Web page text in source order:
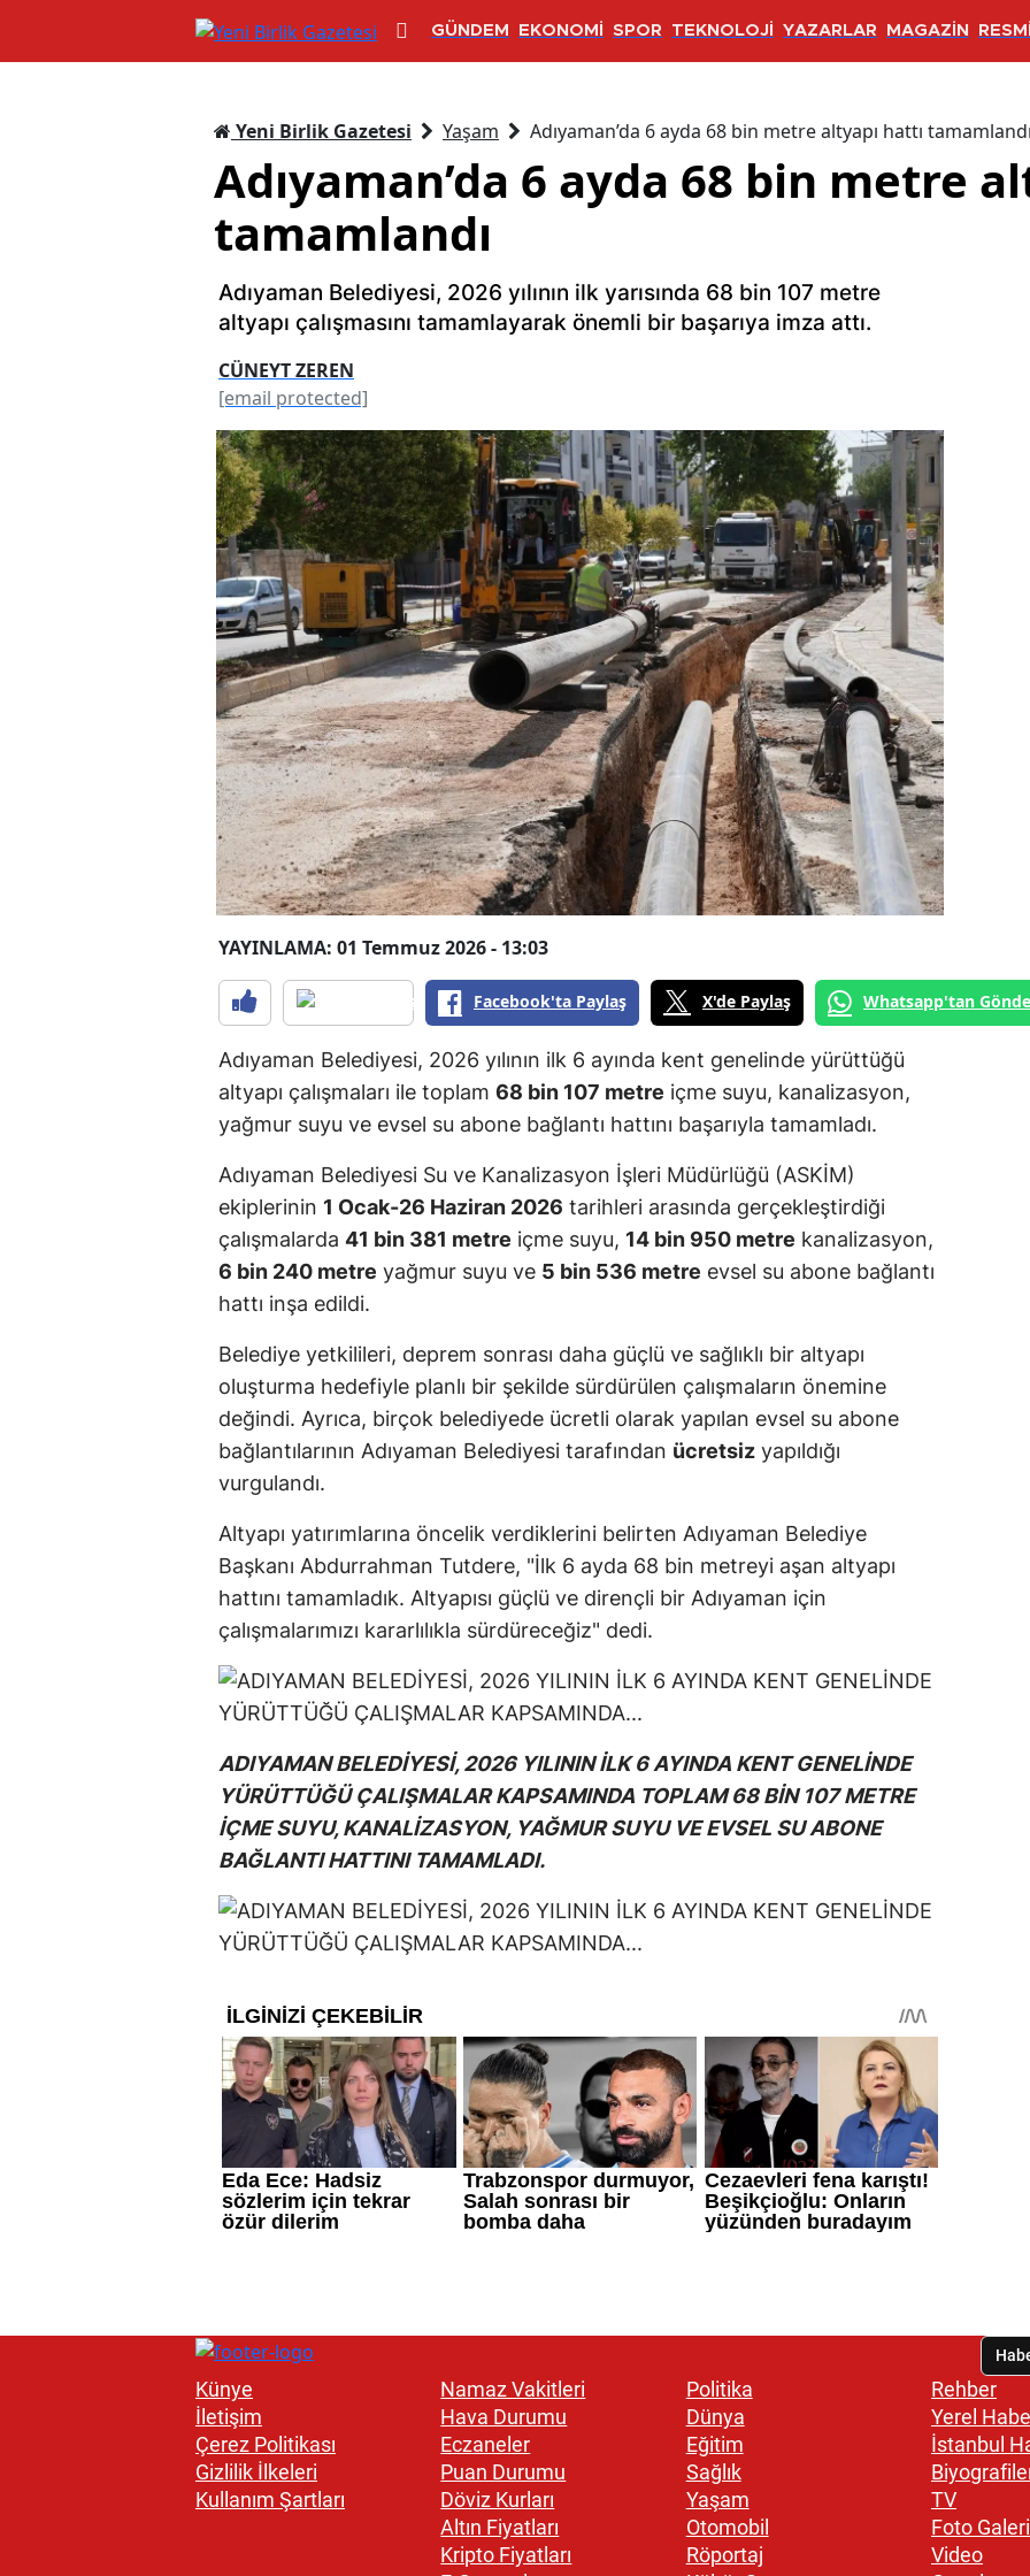
GÜNDEM EKONOMİ SPOR TEKNOLOJİ YAZARLAR MAGAZİN
Yeni Birlik Gazetesi Yaşam Adıyaman’da 6 ayda 68 bin metre altyapı hattı
Adıyaman’da 6 ayda 68 bin metre
tamamlandı
Adıyaman Belediyesi, 2026 yılının ilk yarısında 68 bin 107 metre
altyapı çalışmasını tamamlayarak önemli bir başarıya imza attı.
CÜNEYT ZEREN
[email protected]
YAYINLAMA: 01 Temmuz 2026 - 13:03
Facebook'ta Paylaş X'de Paylaş Whatsapp'tan
Adıyaman Belediyesi, 2026 yılının ilk 6 ayında kent genelinde yürüttüğü
altyapı çalışmaları ile toplam 68 bin 107 metre içme suyu, kanalizasyon,
yağmur suyu ve evsel su abone bağlantı hattını başarıyla tamamladı.
Adıyaman Belediyesi Su ve Kanalizasyon İşleri Müdürlüğü (ASKİM)
ekiplerinin 1 Ocak-26 Haziran 2026 tarihleri arasında gerçekleştirdiği
çalışmalarda 41 bin 381 metre içme suyu, 14 bin 950 metre kanalizasyon,
6 bin 240 metre yağmur suyu ve 5 bin 536 metre evsel su abone bağlantı
hattı inşa edildi.
Belediye yetkilileri, deprem sonrası daha güçlü ve sağlıklı bir altyapı
oluşturma hedefiyle planlı bir şekilde sürdürülen çalışmaların önemine
değindi. Ayrıca, birçok belediyede ücretli olarak yapılan evsel su abone
bağlantılarının Adıyaman Belediyesi tarafından ücretsiz yapıldığı
vurgulandı.
Altyapı yatırımlarına öncelik verdiklerini belirten Adıyaman Belediye
Başkanı Abdurrahman Tutdere, "İlk 6 ayda 68 bin metreyi aşan altyapı
hattını tamamladık. Altyapısı güçlü ve dirençli bir Adıyaman için
çalışmalarımızı kararlılıkla sürdüreceğiz" dedi.
ADIYAMAN BELEDİYESİ, 2026 YILININ İLK 6 AYINDA KENT GENELİNDE
YÜRÜTTÜĞÜ ÇALIŞMALAR KAPSAMINDA TOPLAM 68 BİN 107 METRE
İÇME SUYU, KANALİZASYON, YAĞMUR SUYU VE EVSEL SU ABONE
BAĞLANTI HATTINI TAMAMLADI.
Künye
İletişim
Çerez Politikası
Gizlilik İlkeleri
Kullanım Şartları
Namaz Vakitleri
Hava Durumu
Eczaneler
Puan Durumu
Döviz Kurları
Altın Fiyatları
Kripto Fiyatları
Politika
Dünya
Eğitim
Sağlık
Yaşam
Otomobil
Röportaj
Rehber
Yerel
İstanbul
TV
Foto Galeri
Video